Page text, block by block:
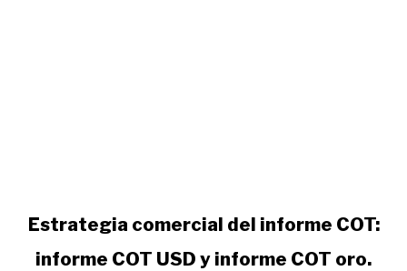
link
Estrategia
Estrategia comercial del informe COT:
informe COT USD y informe COT oro.